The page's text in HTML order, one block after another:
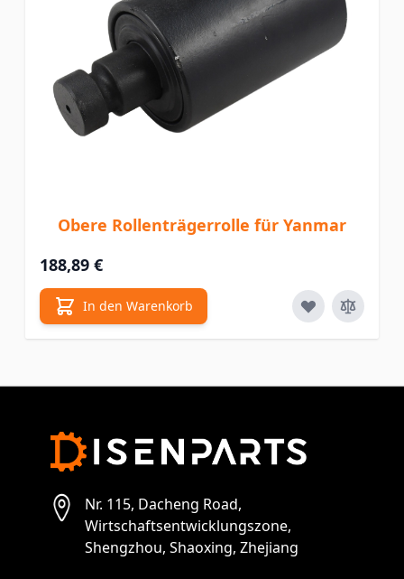
Obere Rollenträgerrolle für Yanmar
188,89 €
In den Warenkorb
Nr. 115, Dacheng Road,
Wirtschaftsentwicklungszone,
Shengzhou, Shaoxing, Zhejiang